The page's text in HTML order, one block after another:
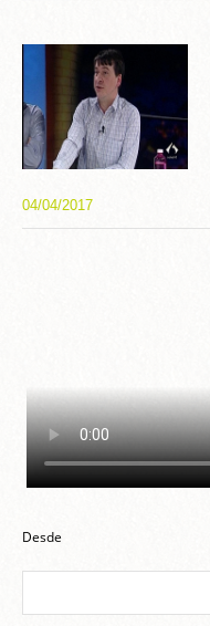
04/04/2017
Desde